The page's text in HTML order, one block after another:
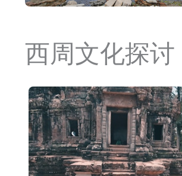
西周文化探讨